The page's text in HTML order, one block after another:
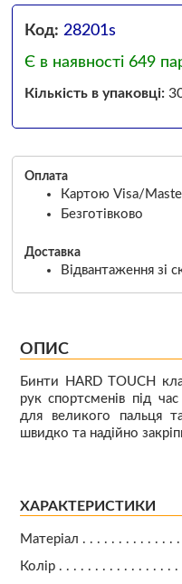
Код: 28201s
Є в наявності 649
Кількість в упаковці:
Оплата
Картою Visa/
Безготівково
Доставка
Відвантаження зі
ОПИС
Бинти HARD TOUCH
рук спортсменів під
для великого пальця
швидко та надійно
ХАРАКТЕРИСТИКИ
Матеріал
Колір